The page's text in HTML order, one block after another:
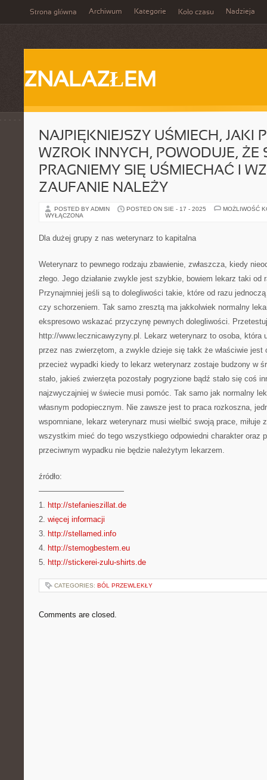
Strona główna Archiwum Kategorie Koło czasu Nadzieja
ZNALAZŁEM
NAJPIĘKNIEJSZY UŚMIECH, JAKI
WZROK INNYCH, POWODUJE, ŻE
PRAGNIEMY SIĘ UŚMIECHAĆ I
ZAUFANIE NALEŻY
POSTED BY ADMIN POSTED ON SIE - 17 - 2025
MOŻLIWOŚĆ
WYŁĄCZONA
Dla dużej grupy z nas weterynarz to kapitalna
Weterynarz to pewnego rodzaju zbawienie, zwłaszcza, kiedy
złego. Jego działanie zwykle jest szybkie, bowiem lekarz taki od
Przynajmniej jeśli są to dolegliwości takie, które od razu
czy schorzeniem. Tak samo zresztą ma jakkolwiek normalny
ekspresowo wskazać przyczynę pewnych dolegliwości. Przetestuj
http://www.lecznicawyzyny.pl. Lekarz weterynarz to osoba, która
przez nas zwierzętom, a zwykle dzieje się takk że właściwie jest
przecież wypadki kiedy to lekarz weterynarz zostaje budzony w
stało, jakieś zwierzęta pozostały pogryzione bądź stało się coś
najzwyczajniej w świecie musi pomóc. Tak samo jak normalny
własnym podopiecznym. Nie zawsze jest to praca rozkoszna,
wspomniane, lekarz weterynarz musi wielbić swoją prace, miłuje
wszystkim mieć do tego wszystkiego odpowiedni charakter oraz
przeciwnym wypadku nie będzie należytym lekarzem.
źródło:
———————————
1. http://stefanieszillat.de
2. więcej informacji
3. http://stellamed.info
4. http://stemogbestem.eu
5. http://stickerei-zulu-shirts.de
CATEGORIES: BÓL PRZEWLEKŁY
Comments are closed.